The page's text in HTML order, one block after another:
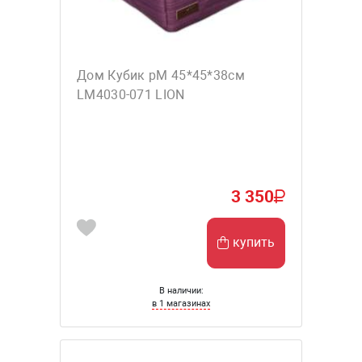
Дом Кубик рM 45*45*38см
LM4030-071 LION
3 350
купить
В наличии:
в 1 магазинах